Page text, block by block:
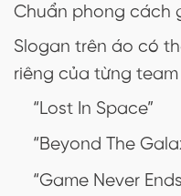
Chuẩn phong cách
Slogan trên áo có
riêng của từng team
“Lost In Space”
“Beyond The
“Game Never